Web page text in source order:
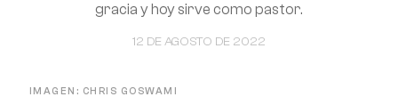
12 DE AGOSTO DE 2022
gracia y hoy sirve como pastor.
IMAGEN: CHRIS GOSWAMI